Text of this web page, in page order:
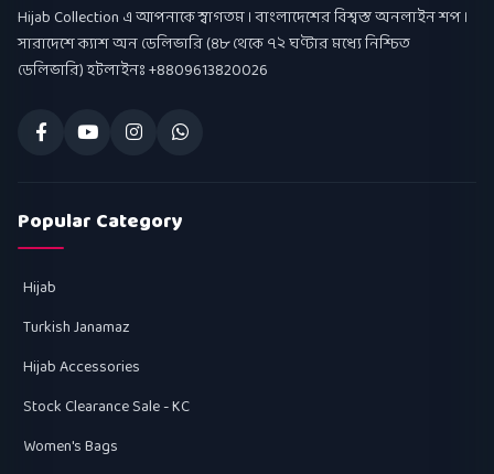
Hijab Collection
Hijab Collection এ আপনাকে স্বাগতম । বাংলাদেশের বিশ্বস্ত অনলাইন শপ ।
সারাদেশে ক্যাশ অন ডেলিভারি (৪৮ থেকে ৭২ ঘণ্টার মধ্যে নিশ্চিত
ডেলিভারি) হটলাইনঃ +8809613820026
Popular Category
Hijab
Turkish Janamaz
Hijab Accessories
Stock Clearance Sale - KC
Women's Bags